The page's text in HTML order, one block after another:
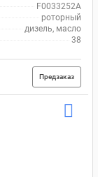
F0033252A
роторный
дизель, масло
38
Предзаказ